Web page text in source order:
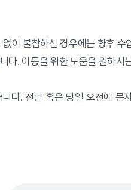
이 불참하신 경우에는 향후 수
. 이동을 위한 도움을 원하시
. 전날 혹은 당일 오전에 문